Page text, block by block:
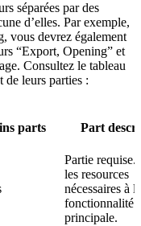
séparées par des
d’elles. Par exemple,
vous devrez également
“Export, Opening” et
Consultez le tableau
de leurs parties :
parts Part
Partie requise.
les resources
nécessaires à la
fonctionnalité
principale.